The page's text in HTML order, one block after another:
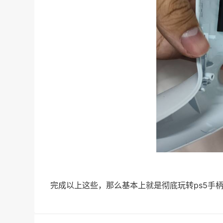
完成以上这些，那么基本上就是彻底玩转ps5手